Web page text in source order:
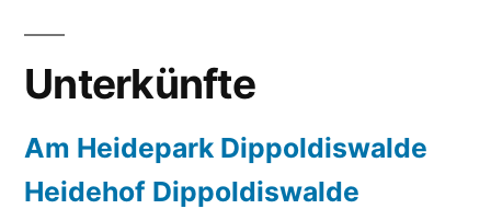
Unterkünfte
Am Heidepark Dippoldiswalde
Heidehof Dippoldiswalde